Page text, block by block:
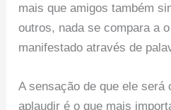
mais que amigos também
outros, nada se compara a
manifestado através de
A sensação de que ele será
aplaudir é o que mais